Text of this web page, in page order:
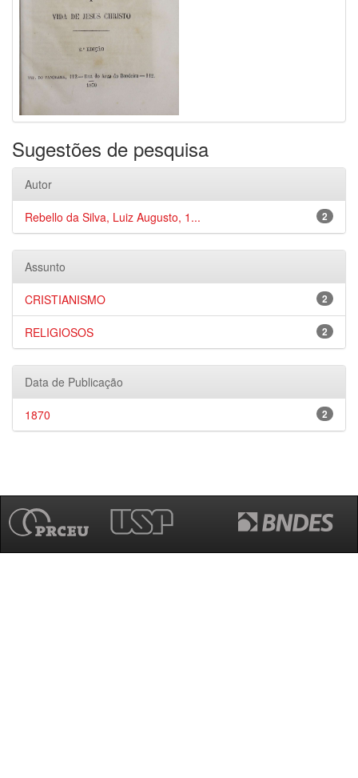
Sugestões de pesquisa
Autor
2
Rebello da Silva, Luiz Augusto, 1...
Assunto
2
CRISTIANISMO
2
RELIGIOSOS
Data de Publicação
2
1870